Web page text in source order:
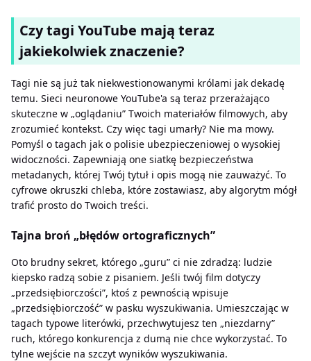
Czy tagi YouTube mają teraz
jakiekolwiek znaczenie?
Tagi nie są już tak niekwestionowanymi królami jak dekadę
temu. Sieci neuronowe YouTube'a są teraz przerażająco
skuteczne w „oglądaniu” Twoich materiałów filmowych, aby
zrozumieć kontekst. Czy więc tagi umarły? Nie ma mowy.
Pomyśl o tagach jak o polisie ubezpieczeniowej o wysokiej
widoczności. Zapewniają one siatkę bezpieczeństwa
metadanych, której Twój tytuł i opis mogą nie zauważyć. To
cyfrowe okruszki chleba, które zostawiasz, aby algorytm mógł
trafić prosto do Twoich treści.
Tajna broń „błędów ortograficznych”
Oto brudny sekret, którego „guru” ci nie zdradzą: ludzie
kiepsko radzą sobie z pisaniem. Jeśli twój film dotyczy
„przedsiębiorczości”, ktoś z pewnością wpisuje
„przedsiębiorczość” w pasku wyszukiwania. Umieszczając w
tagach typowe literówki, przechwytujesz ten „niezdarny”
ruch, którego konkurencja z dumą nie chce wykorzystać. To
tylne wejście na szczyt wyników wyszukiwania.